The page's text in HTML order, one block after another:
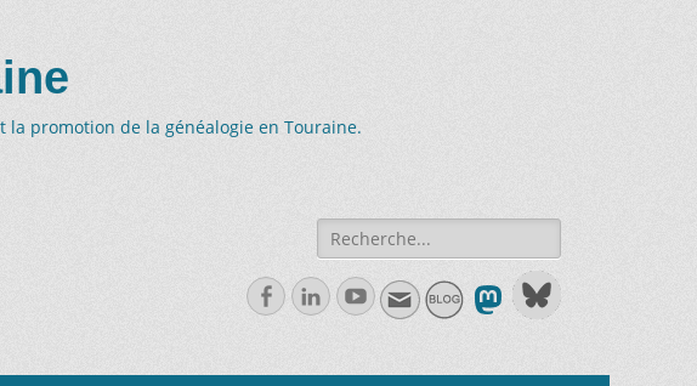
promotion de la généalogie en Touraine.
Recherche
de:
FacebookLinkedlnYoutube